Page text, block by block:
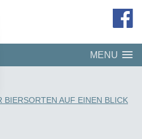
MENU
BIERSORTEN AUF EINEN BLICK